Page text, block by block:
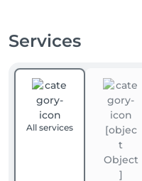
Services
All services